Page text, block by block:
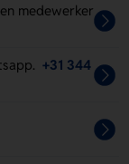
medewerker
+31 344